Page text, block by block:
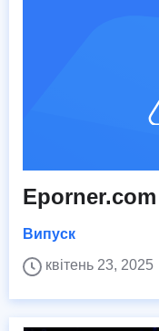
Eporner.com
Випуск
квітень 23, 2025